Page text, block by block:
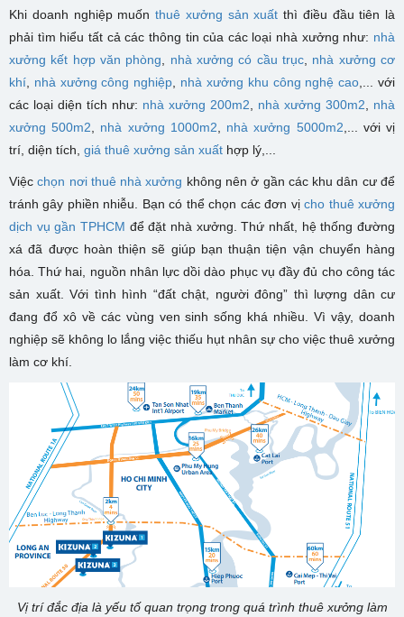
Khi doanh nghiệp muốn thuê xưởng sản xuất thì điều đầu tiên là
phải tìm hiểu tất cả các thông tin của các loại nhà xưởng như: nhà
xưởng kết hợp văn phòng
nhà xưởng có cầu trục
nhà xưởng cơ
khí
nhà xưởng công nghiệp nhà xưởng khu công nghệ cao ,... với
các loại diện tích như: nhà xưởng 200m2 nhà xưởng 300m2
nhà
xưởng 500m2
nhà xưởng 1000m2 nhà xưởng 5000m2 ,... với vị
trí, diện tích, giá thuê xưởng sản xuất hợp lý,...
Việcchọn nơi thuê nhà xưởng không nên ở gần các khu dân cư để
tránh gây phiền nhiễu. Bạn có thể chọn các đơn vịcho thuê xưởng
dịch vụ gần TPHCM để đặt nhà xưởng. Thứ nhất, hệ thống đường
xá đã được hoàn thiện sẽ giúp bạn thuận tiện vận chuyển hàng
hóa. Thứ hai, nguồn nhân lực dồi dào phục vụ đầy đủ cho công tác
sản xuất. Với tình hình “đất chật, người đông” thì lượng dân cư
đang đổ xô về các vùng ven sinh sống khá nhiều. Vì vậy, doanh
nghiệp sẽ không lo lắng việc thiếu hụt nhân sự cho việc thuê xưởng
làm cơ khí.
Vị trí đắc địa là yếu tố quan trọng trong quá trình thuê xưởng làm